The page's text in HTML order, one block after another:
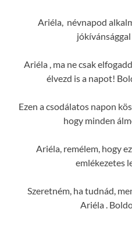
Ariéla, névnapod
Ariéla , ma ne csak
élvezd is a napot!
Ezen a csodálatos napon
hogy minden
Ariéla, remélem, hogy
emlékezetes
Szeretném, ha tudnád,
Ariéla .